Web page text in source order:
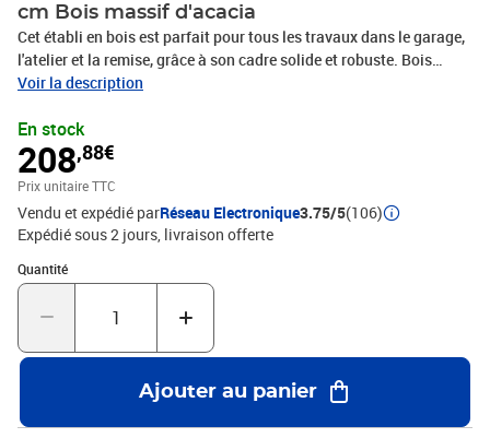
cm Bois massif d'acacia
Cet établi en bois est parfait pour tous les travaux dans le garage,
l'atelier et la remise, grâce à son cadre solide et robuste. Bois
d'acacia massif : le bois d'acacia massif est un matériau naturel
robuste et durable.Grand espace de rangement : ce poste de
travail, comprenant 4 tiroirs de rangement et 1 étagère, offre un
grand espace de rangement pour garder vos outils bien organisés
et à portée de main.Surface de travail stable : grâce à la surface de
travail large et stable, vous pouvez travailler efficacement même
sur des pièces de grande taille. Attention :Afin d'éviter qu'il ne
bascule, ce produit doit être utilisé avec le dispositif de fixation
murale fourni. Remarque :Les couleurs peuvent varier d'une pièce
à l'autre, rendant chaque pièce unique et légèrement différente
l'exclusivité et l'individualité de votre produit.Chaque produit est
livré avec un manuel de montage dans la boîte pour un montage
facile.Matériau : bois d'acacia massif, contreplaquéDimensions
totales : (116-124) x (44-52) x 83 cm (L x l x H)Dimensions du
Voir la description
En stock
208,88€
Prix unitaire TTC
Vendu et expédié parRéseau Electronique3.75/5(106)
Expédié sous 2 jours livraison offerte
Quantité
Quantité : 1
Ajouter au panier